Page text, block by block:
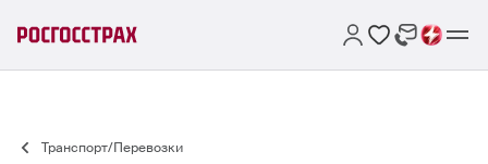
Транспорт/Перевозки